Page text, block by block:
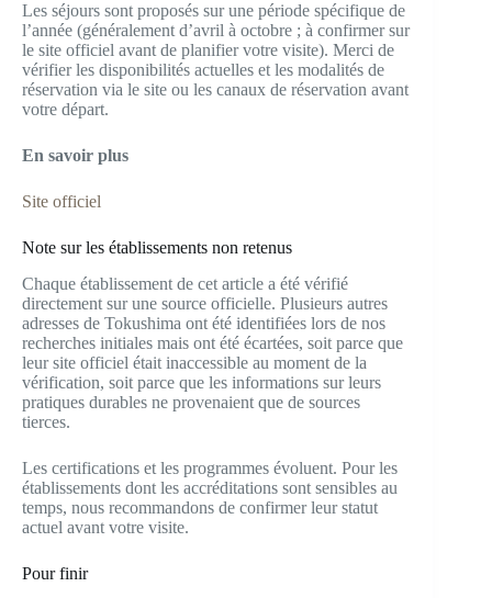
Les séjours sont proposés sur une période spécifique de
l’année (généralement d’avril à octobre ; à confirmer sur
le site officiel avant de planifier votre visite). Merci de
vérifier les disponibilités actuelles et les modalités de
réservation via le site ou les canaux de réservation avant
votre départ.
En savoir plus
Site officiel
Note sur les établissements non retenus
Chaque établissement de cet article a été vérifié
directement sur une source officielle. Plusieurs autres
adresses de Tokushima ont été identifiées lors de nos
recherches initiales mais ont été écartées, soit parce que
leur site officiel était inaccessible au moment de la
vérification, soit parce que les informations sur leurs
pratiques durables ne provenaient que de sources
tierces.
Les certifications et les programmes évoluent. Pour les
établissements dont les accréditations sont sensibles au
temps, nous recommandons de confirmer leur statut
actuel avant votre visite.
Pour finir